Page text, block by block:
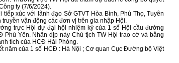
ty (7/6/2024).
tiếp xúc với lãnh đạo Sở GTVT Hòa Bình, Phú Thọ, Tuyên
vận động các đơn vị trên gia nhập Hội.
trực Hội dự đại hội nhiệm kỳ của 1 số Hội cầu đường
Phú Yên. Nhân dịp này Chủ tịch TW Hội trao cờ và bằng
tích của HCĐ Hải Phòng.
năm của 1 số HCĐ : Hà Nội ; Cơ quan Cục Đường bộ Việt